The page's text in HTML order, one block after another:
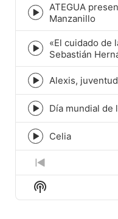
Episode
play
icon
ATEGUA
Manzanillo
Episode
play
icon
«El cuidado de
Sebastián
Episode
play
icon
Alexis,
Episode
play
icon
Día mundial de
Episode
play
icon
Celia
Previous
Episode
Show
Podcast